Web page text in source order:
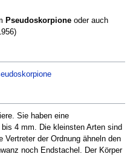
Pseudoskorpioneoder auch
Sie haben eine
4 mm. Die kleinsten Arten sind
Vertreter der Ordnung ähneln den
noch Endstachel. Der Körper